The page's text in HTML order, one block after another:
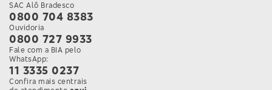
SAC Alô Bradesco
0800 704 8383
Ouvidoria
0800 727 9933
Fale com a BIA pelo
WhatsApp:
11 3335 0237
Confira mais centrais